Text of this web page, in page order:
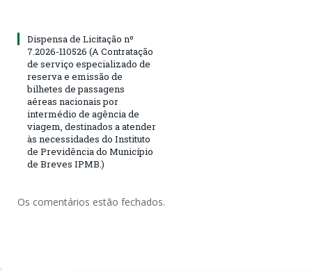
Dispensa de Licitação nº
7.2026-110526 (A Contratação
de serviço especializado de
reserva e emissão de
bilhetes de passagens
aéreas nacionais por
intermédio de agência de
viagem, destinados a atender
às necessidades do Instituto
de Previdência do Município
de Breves IPMB.)
Os comentários estão fechados.